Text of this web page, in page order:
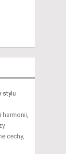
stylu
cechy,